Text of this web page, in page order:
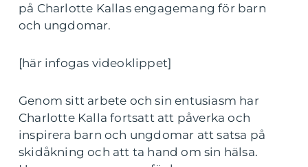
på Charlotte Kallas engagemang för barn
och ungdomar.
[här infogas videoklippet]
Genom sitt arbete och sin entusiasm har
Charlotte Kalla fortsatt att påverka och
inspirera barn och ungdomar att satsa på
skidåkning och att ta hand om sin hälsa.